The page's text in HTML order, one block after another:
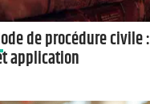
de procédure civile :
application